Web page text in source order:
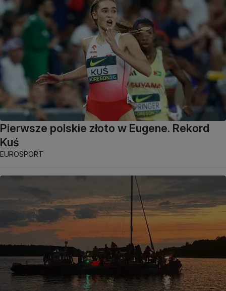
Pierwsze polskie złoto w Eugene. Rekord
Kuś
EUROSPORT